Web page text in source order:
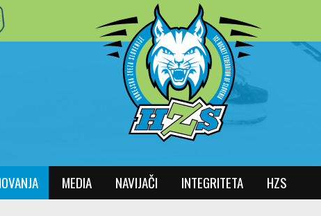
MEDIA NAVIJAČI INTEGRITETA HZS